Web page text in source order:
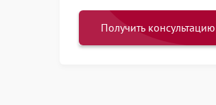
Получить консультацию